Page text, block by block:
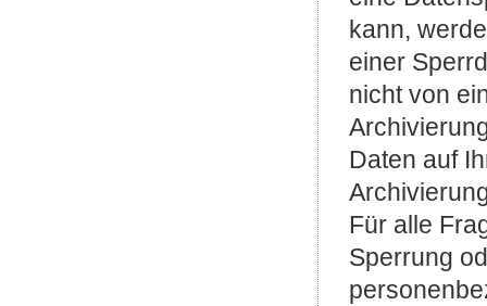
kann,
einer
nicht von
Daten auf
Für alle
Sperrung